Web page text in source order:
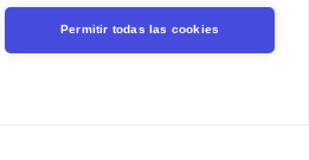
Permitir todas las cookies